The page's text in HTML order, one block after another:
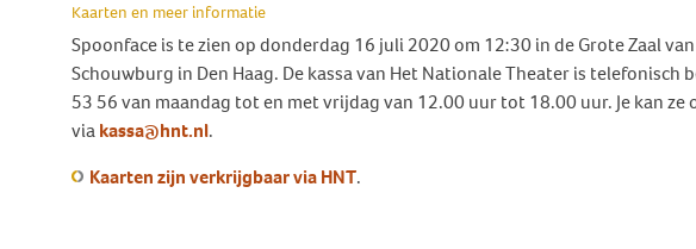
Kaarten en meer informatie
Spoonface is te zien op donderdag 16 juli 2020 om 12:30 in de Grote Zaal
Schouwburg in Den Haag. De kassa van Het Nationale Theater is telefonisch
53 56 van maandag tot en met vrijdag van 12.00 uur tot 18.00 uur. Je kan ze
viakassa@hnt.nl.
Kaarten zijn verkrijgbaar via HNT.